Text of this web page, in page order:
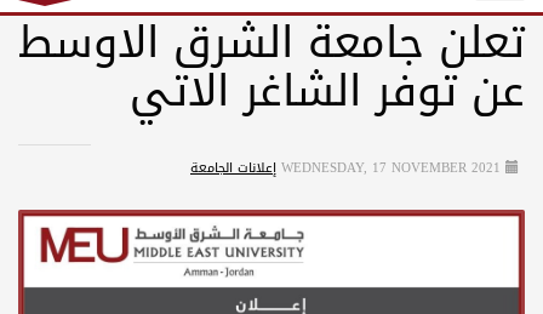
تعلن جامعة الشرق الاوسط
عن توفر الشاغر الاتي
WEDNESDAY, 17 NOVEMBER 2021إعلانات الجامعة